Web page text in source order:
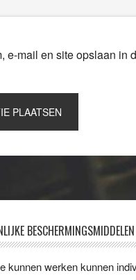
e-mail en site opslaan in
kunnen werken kunnen